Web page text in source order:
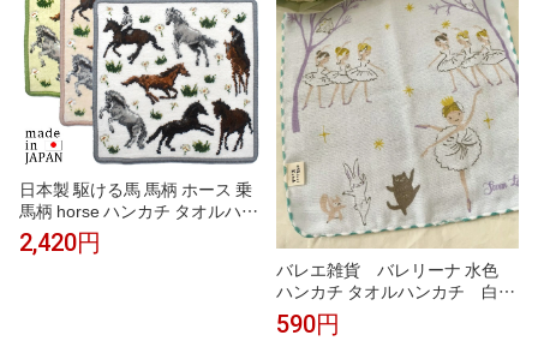
お礼 お返し お祝い
日本製 駆ける馬 馬柄 ホース 乗
馬柄 horse ハンカチ タオルハン
カチ シェニール織 アーンジョー
ギフト プレゼント
2,420円
バレエ雑貨 バレリーナ 水色
ハンカチ タオルハンカチ 白鳥
の湖 プチギフト Shinzi Katoh
発表会プレゼント
590円